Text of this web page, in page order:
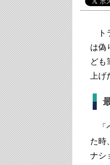
ト
は偽
ども
上
「
た時
ナシ